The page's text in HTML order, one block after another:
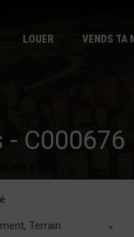
LOUER VENDS TA
- C000676
Terrain